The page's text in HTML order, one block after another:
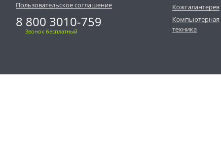
Пользовательское соглашение
8 800 3010-759
Звонок бесплатный
Кожгалантерея
Компьютерная
техника